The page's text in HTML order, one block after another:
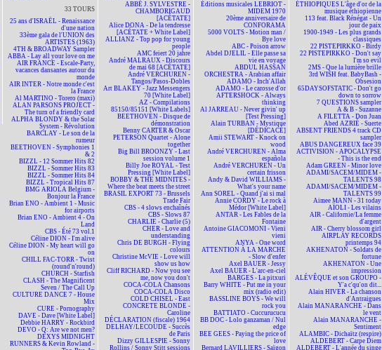
33 TOURS
25 ans d'ISRAËL - Renaissance
d'une nation
33ème gala de l'UNION des
ARTISTES (1963)
4TH & BROADWAY Sampler
ABBA - Lay all your love on me
AIR FRANCE - Escale-Party,
vacances dansantes autour du
monde
AIR INTER - Notre monde c'est
la France
Al MARTINO - Torero (maxi)
ALAN PARSONS PROJECT -
The turn of a friendly card
ALPHA BLONDY & the Solar
System - Révolution
BARCLAY - Le son de la
rumeur
BEETHOVEN - Symphonies 1
& 2
BIZZL - 12 Sommer Hits 82
BIZZL - Sommer Hits 83
BIZZL - Sommer Hits 84
BIZZL - Tropical Hits 87
BMG ARIOLA Belgium -
Bonjour la France
Brian ENO - Ambient 1 - Music
for airports
Brian ENO - Ambient 4 - On
Land
CBS - Été 73 vol.1
Céline DION - I'm alive
Céline DION - My heart will go
on
CHILL FAC-TORR - Twist
(round'n'round)
CHURCH - Starfish
CLASH - The Magnificent
Seven / The Call Up
CULTURE DANCE 7 - House
Mix
CURE - Pornography
DAVE - Dave [White Label]
Debbie HARRY - Rockbird
DEVO - Q: Are we not men?
DEXYS MIDNIGHT
RUNNERS & Kevin Rowland -
ABBÉ J. SYLVESTRE -
CHAMBORIGAUD
[ACÉTATE]
Alice DONA - De la tendresse
[ACÉTATE + White Label]
ALLIANZ - Top pop for young
people
AMC feiert 20 jahre
André MALRAUX - Discours
de mai 68 [ACÉTATE]
André VERCHUREN -
Tangos/Pasos-Dobles
Art BLAKEY - Jazz Messengers
70 [White Label]
AZ - Compilations
85150/85151 [White Labels]
BEETHOVEN - Disque de
démonstration
Benny CARTER & Oscar
PETERSON Quartet - Alone
together
Big Bill BROONZY - Last
session volume 1
Billy Joe ROYAL - Test
Pressing [White Label]
BOBBY & THE MIDNITES -
Where the beat meets the street
BRASIL EXPORT 73 - Brussels
Trade Fair
CBS - 4 slows enchaînés
CBS - Slows 87
CHARLIE - Charlie (5)
CHER - Love and
understanding
Chris DE BURGH - Flying
colours
Christine McVIE - Love will
show us how
Cliff RICHARD - Now you see
me, now you don't
COCA-COLA Chansons
COCA-COLA Disco
COLD CHISEL - East
CONCRETE BLONDE -
Caroline
DÉCLARATION (fiscale) 1964
DELHAY/LECOUDE - Succès
de Paris
Dizzy GILLESPIE - Sonny
Rollins / Sonny Stitt sessions
Éditions musicales LEBRIOT -
MIDEM 1970
20ème anniversaire de
CONFORAMA
5000 VOLTS - Motion man /
Bye love
ABC - Poison arrow
Abdel DJELIL - Elle passe sa
vie en voyage
ABDUL HASSAN
ORCHESTRA - Arabian affair
ADAMO - Inch'Allah
ADAMO - Le carosse d'or
AFTERSHOCK - Always
thinking
Al JARREAU - Never givin' up
[Test Pressing]
Alain TURBAN - Mystique
[DÉDICACÉ]
Amii STEWART - Knock on
wood
André VERCHUREN - Alma
española
André VERCHUREN - Un
certain frisson
Andy & David WILLIAMS -
What's your name
Ann SOREL - Quand j'ai si mal
Annie CORDY - Le rock à
Médor [White Label]
ANTAR - Les Fables de la
Fontaine
Antoine GIACOMONI - Vieni
vieni
ANYA - One word
ATTENTION À LA MARCHE
- Slow d'enfer
Axel BAUER - Jessy
Axel BAUER - L'arc-en-ciel
BARGES - La pitxuri
Barry WHITE - Put me in your
mix (radio edit)
BASSLINE BOYS - We will
rock you
BATTIATO - Cuccurucucu
BB DOC - Lolo ganzaman / Nul
edge
BEE GEES - Paying the price of
love
Bernard LAVILLIERS - Saïgon
ÉTHIOPIQUES L'âge d'or de la
musique éthiopienne
113 feat. Black Rénégat - Un
jour de paix
1900-1949 - Les plus grands
classiques
22 PISTEPIRKKO - Birdy
22 PISTEPIRKKO - Don't say
I'm so evil
2MS - Que la lumière brille
3rd WISH feat. BabyBash -
Obsesion
65DAYSOFSTATIC - Don't go
down to sorrow
7 QUESTIONS sampler
A & B - Suzanne
A FILETTA - Don Juan
Abed AZRIÉ - Suerte
ABSENT FRIENDS 4 track CD
sampler
ABUS DANGEREUX face 39
ACTIVISION - APOCALYPSE
- This is the end
Adam GREEN - Minor love
ADAMI/SACEM/MIDEM -
TALENTS 98
ADAMI/SACEM/MIDEM -
TALENTS 99
Aimee MANN - 31 today
AÏOLI - Les vilains
AIR - Californie/La femme
d'argent
AIR - Cherry blossom girl
AIRPLAY RECORDS
printemps 94
AKHENATON - Soldats de
fortune
AKHENATON - Une
impression
ALÉVÊQUE et son GROUPO -
Y'a c'qu'on dit...
Alain HIVER - La chanson
d'Antraigues
Alain MANARANCHE - Dans
le vent
Alain MANARANCHE -
Sentiment
ALAMBIC - Dichaïtz (respire)
ALDEBERT - Carpe Diem
ALDEBERT - L'année du singe